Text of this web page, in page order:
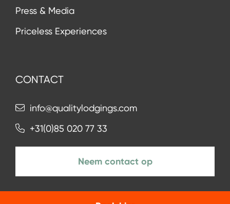
Press & Media
Priceless Experiences
CONTACT
info@qualitylodgings.com
+31(0)85 020 77 33
Neem contact op